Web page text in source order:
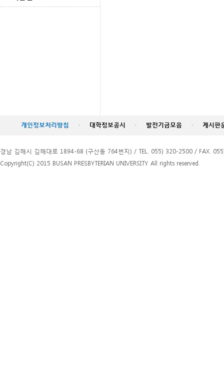
개인정보처리방침 · 대학정보공시 · 발전기금모음 · 게시판
경남 김해시 김해대로 1894-68 (구산동 764번지) / TEL. 055) 320-2500 / FAX.
Copyright(C) 2015 BUSAN PRESBYTERIAN UNIVERSITY. All rights reserved.